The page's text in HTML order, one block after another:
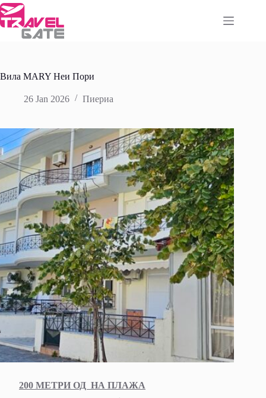
Skip
to
content
Вила MARY Неи Пори
26 Jan 2026 Пиериа
200 МЕТРИ ОД НА ПЛАЖА